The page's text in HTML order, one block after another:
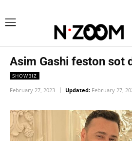
Asim Gashi feston sot
SHOWBIZ
February 27, 2023 Updated: February 27,